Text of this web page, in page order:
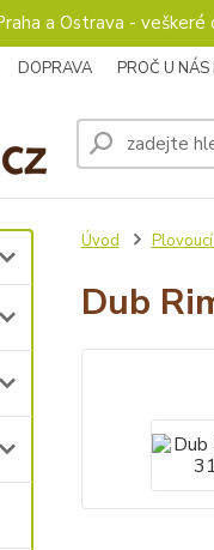
a Ostrava -
DOPRAVA PROČ U
Úvod
Dub